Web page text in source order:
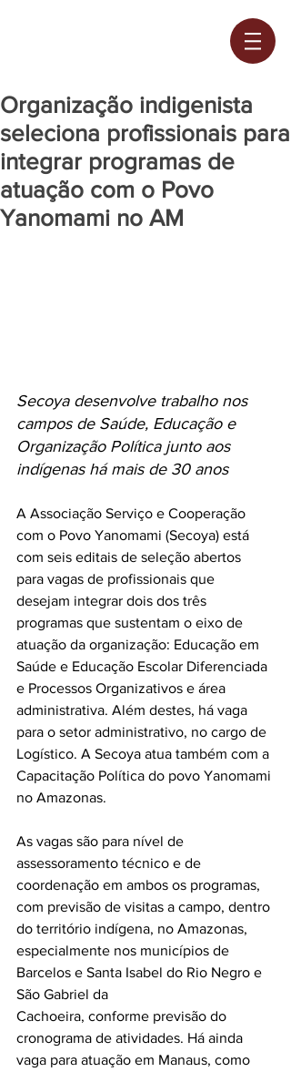
Organização indigenista
seleciona profissionais para
integrar programas de
atuação com o Povo
Yanomami no AM
Secoya desenvolve trabalho nos
campos de Saúde, Educação e
Organização Política junto aos
indígenas há mais de 30 anos
A Associação Serviço e Cooperação
com o Povo Yanomami (Secoya) está
com seis editais de seleção abertos
para vagas de profissionais que
desejam integrar dois dos três
programas que sustentam o eixo de
atuação da organização: Educação em
Saúde e Educação Escolar Diferenciada
e Processos Organizativos e área
administrativa. Além destes, há vaga
para o setor administrativo, no cargo de
Logístico. A Secoya atua também com a
Capacitação Política do povo Yanomami
no Amazonas.
As vagas são para nível de
assessoramento técnico e de
coordenação em ambos os programas,
com previsão de visitas a campo, dentro
do território indígena, no Amazonas,
especialmente nos municípios de
Barcelos e Santa Isabel do Rio Negro e
São Gabriel da
Cachoeira, conforme previsão do
cronograma de atividades. Há ainda
vaga para atuação em Manaus, como